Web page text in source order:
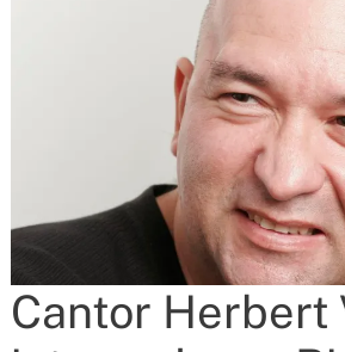
Cantor Herbert